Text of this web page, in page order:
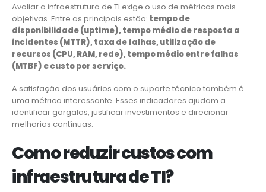
Avaliar a infraestrutura de TI exige o uso de métricas mais
objetivas. Entre as principais estão: tempo de
disponibilidade (uptime), tempo médio de resposta a
incidentes (MTTR), taxa de falhas, utilização de
recursos (CPU, RAM, rede), tempo médio entre falhas
(MTBF) e custo por serviço.
A satisfação dos usuários com o suporte técnico também é
uma métrica interessante. Esses indicadores ajudam a
identificar gargalos, justificar investimentos e direcionar
melhorias contínuas.
Como reduzir custos com
infraestrutura de TI?